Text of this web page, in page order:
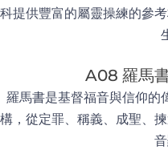
科提供豐富的屬靈操練的參
A08 羅馬
羅馬書是基督福音與信仰的
構，從定罪、稱義、成聖、
音